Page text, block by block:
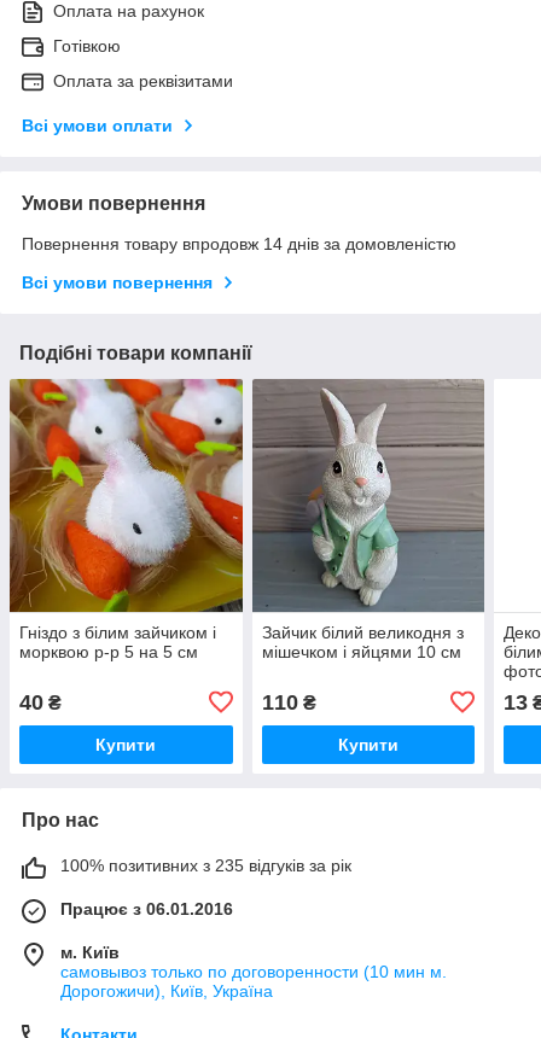
Оплата на рахунок
Готівкою
Оплата за реквізитами
Всі умови оплати
Умови повернення
Повернення товару впродовж 14 днів за домовленістю
Всі умови повернення
Подібні товари компанії
Гніздо з білим зайчиком і
морквою р-р 5 на 5 см
40 ₴
Купити
Зайчик білий великодня з
мішечком і яйцями 10 см
110₴
Купити
13
Про нас
100% позитивних з 235 відгуків за рік
Працює з 06.01.2016
м. Київ
самовывоз только по договоренности (10 мин м.
Дорогожичи), Київ, Україна